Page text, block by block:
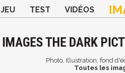
JEU TEST VIDÉOS
IMAGES THE DARK
Photo, Illustration, fond
Toutes les